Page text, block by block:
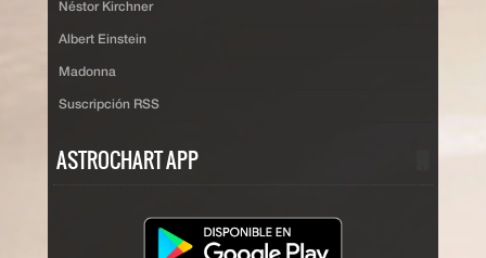
Néstor Kirchner
Albert Einstein
Madonna
Suscripción RSS
ASTROCHART APP